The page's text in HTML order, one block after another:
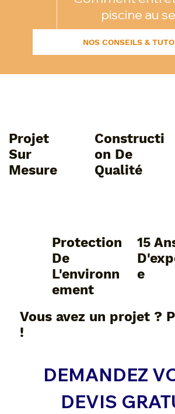
piscine au
NOS CONSEILS & TUTO
Projet
Sur
Mesure
Constructi
On De
Qualité
Protection
De
L'environn
Ement
15
E
Vous avez un projet ?
!
DEVIS